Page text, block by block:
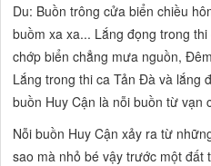
Du: Buồn trông cửa biển chiều
buồm xa xa... Lắng đọng trong
chớp biển chẳng mưa nguồn,
Lắng trong thi ca Tản Đà và lắng
buồn Huy Cận là nỗi buồn từ vạn
Nỗi buồn Huy Cận xảy ra từ
sao mà nhỏ bé vậy trước một đất